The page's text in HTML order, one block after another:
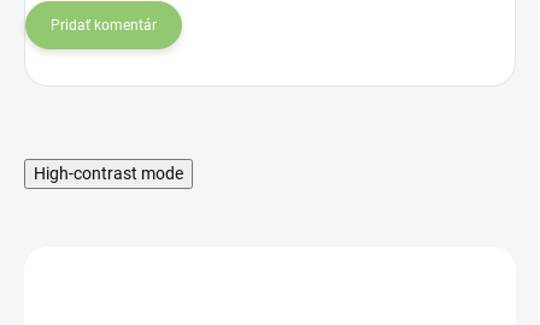
Pridať komentár
High-contrast mode